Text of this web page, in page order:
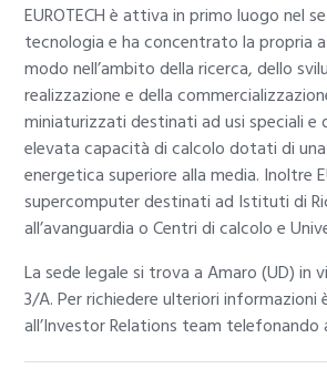
EUROTECH è attiva in primo luogo nel
tecnologia e ha concentrato la propria
modo nell’ambito della ricerca, dello
realizzazione e della
miniaturizzati destinati ad usi speciali e
elevata capacità di calcolo dotati di
energetica superiore alla media. Inoltre
supercomputer destinati ad Istituti di
all’avanguardia o Centri di calcolo e
La sede legale si trova a Amaro (UD) in
3/A. Per richiedere ulteriori informazioni
all’Investor Relations team telefonando